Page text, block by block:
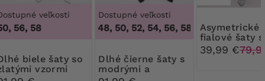
veľkosti
56, 58
so
vzormi
Dostupné veľkosti
46, 48, 50, 52, 54, 56, 58, 60,46, 48, 50,
Dlhé čierne šaty s
modrými a
striebornými
Asymetrické
fialové šaty s
čipkou
39,99 €